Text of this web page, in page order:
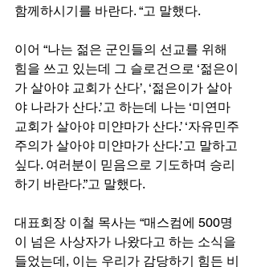
함께하시기를 바란다. “고 말했다.
이어 “나는 젊은 군인들의 선교를 위해
힘을 쓰고 있는데 그 슬로건으로 ‘젊은이
가 살아야 교회가 산다’, ‘젊은이가 살아
야 나라가 산다.’고 하는데 나는 ‘미연마
교회가 살아야 미얀마가 산다.’ ‘자유민주
주의가 살아야 미얀마가 산다.’고 말하고
싶다. 여러분이 믿음으로 기도하며 승리
하기 바란다.”고 말했다.
대표회장 이철 목사는 “매스컴에 500명
이 넘은 사상자가 나왔다고 하는 소식을
들었는데, 이는 우리가 감당하기 힘든 비